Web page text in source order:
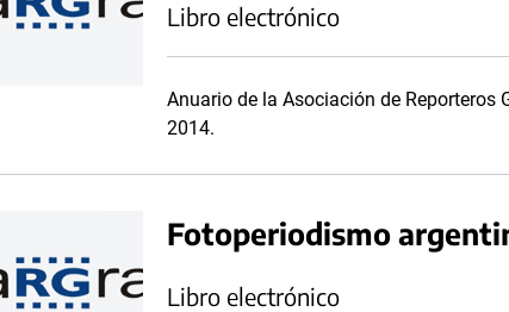
Libro electrónico
Anuario de la Asociación de Reporteros
2014.
Fotoperiodismo
Libro electrónico